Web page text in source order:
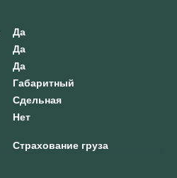
Да
Да
Да
Габаритный
Сдельная
Нет
Страхование груза